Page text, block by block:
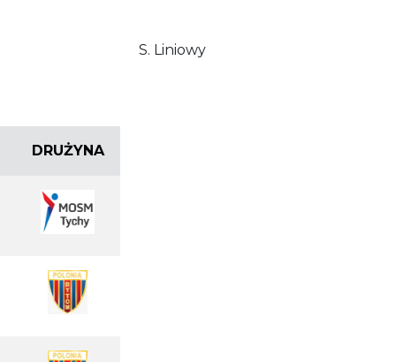
S. Liniowy
DRUŻYNA